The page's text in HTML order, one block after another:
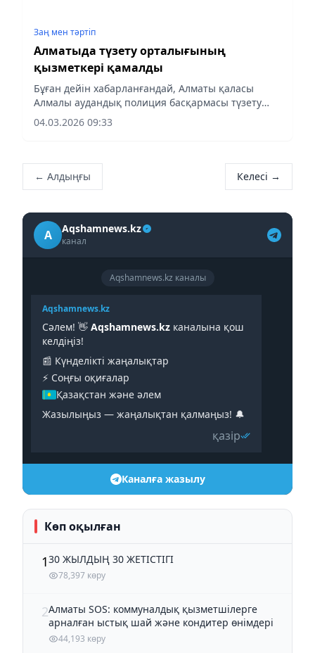
Заң мен тəртіп
Алматыда түзету орталығының
қызметкері қамалды
Бұған дейін хабарланғандай, Алматы қаласы
Алмалы аудандық полиция басқармасы түзету
орталықтарының бірінің қызметкері тарапынан
жасалған құқыққа қарсы әрекеттер фактісі
04.03.2026 09:33
← Алдыңғы Келесі →
A Aqshamnews.kz
канал
Aqshamnews.kz каналы
Aqshamnews.kz
Сәлем! 👋 Aqshamnews.kz каналына қош
келдіңіз!
📰 Күнделікті жаңалықтар
⚡️ Соңғы оқиғалар
Қазақстан және әлем
Жазылыңыз — жаңалықтан қалмаңыз! 🔔
қазір
Каналға жазылу
Көп оқылған
130 ЖЫЛДЫҢ 30 ЖЕТІСТІГІ
78,397 көру
2Алматы SOS: коммуналдық қызметшілерге
арналған ыстық шай және кондитер өнімдері
44,193 көру